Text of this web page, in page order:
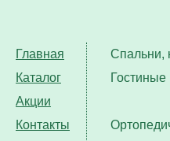
Главная
Каталог
Акции
Контакты
Спальни,
Гостиные